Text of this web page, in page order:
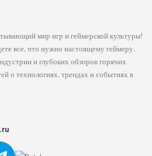
мир игр и геймерской культуры!
все, что нужно настоящему геймеру.
и глубоких обзоров горячих
о технологиях, трендах и событиях в